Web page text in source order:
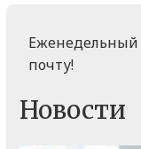
Еженедельный
почту!
Новости